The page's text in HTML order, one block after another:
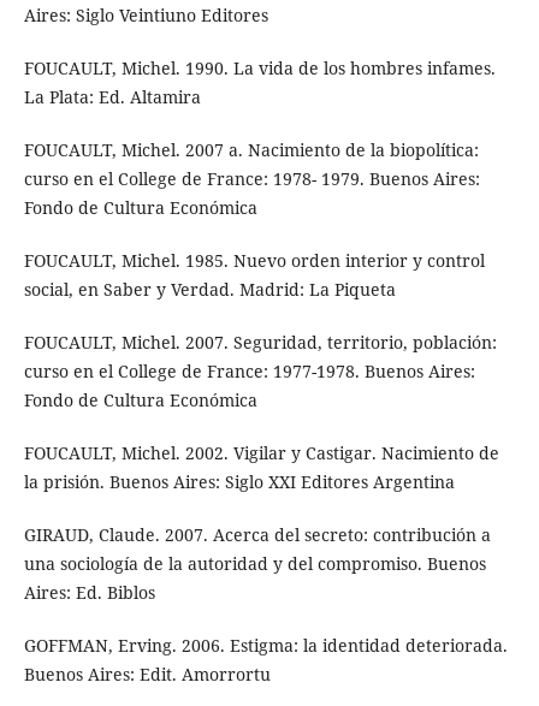
Aires: Siglo Veintiuno Editores
FOUCAULT, Michel. 1990. La vida de los hombres infames.
La Plata: Ed. Altamira
FOUCAULT, Michel. 2007 a. Nacimiento de la biopolítica:
curso en el College de France: 1978- 1979. Buenos Aires:
Fondo de Cultura Económica
FOUCAULT, Michel. 1985. Nuevo orden interior y control
social, en Saber y Verdad. Madrid: La Piqueta
FOUCAULT, Michel. 2007. Seguridad, territorio, población:
curso en el College de France: 1977-1978. Buenos Aires:
Fondo de Cultura Económica
FOUCAULT, Michel. 2002. Vigilar y Castigar. Nacimiento de
la prisión. Buenos Aires: Siglo XXI Editores Argentina
GIRAUD, Claude. 2007. Acerca del secreto: contribución a
una sociología de la autoridad y del compromiso. Buenos
Aires: Ed. Biblos
GOFFMAN, Erving. 2006. Estigma: la identidad deteriorada.
Buenos Aires: Edit. Amorrortu